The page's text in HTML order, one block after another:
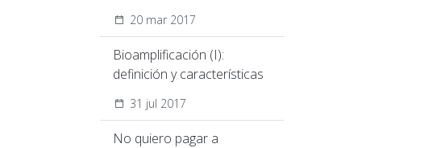
20 mar 2017
Bioamplificación (I):
definición y características
31 jul 2017
No quiero pagar a